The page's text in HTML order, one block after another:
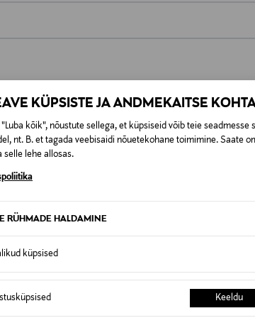
KÜPSISTE JA ANDMEKAITSE
"Luba kõik", nõustute sellega, et küpsiseid võib teie seadmesse
nt. B. et tagada veebisaidi nõuetekohane toimimine. Saate
selle lehe allosas.
RÜHMADE HALDAMINE
küpsised
Keeldu
lepingust taganeda 30 päeva jooksul alates
Tagastatavad suletud pakendis kosmeetika- ja
KA